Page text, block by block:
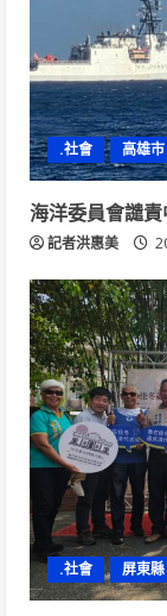
.社會 高雄市
海洋委員會譴
記者洪惠美
.社會 屏東縣